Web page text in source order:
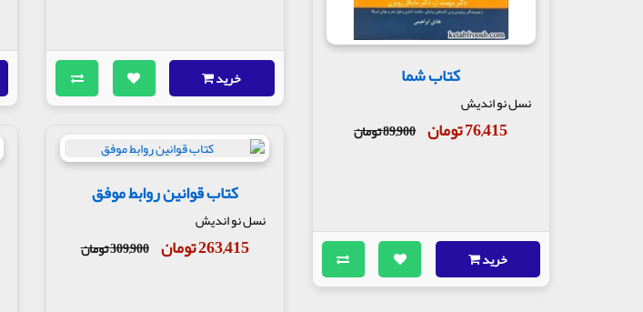
کتاب شما
نسل نو اندیش
76,415 تومان 89,900 تومان
خرید
خرید
کتاب قوانین روابط موفق
نسل نو اندیش
263,415 تومان 309,900 تومان